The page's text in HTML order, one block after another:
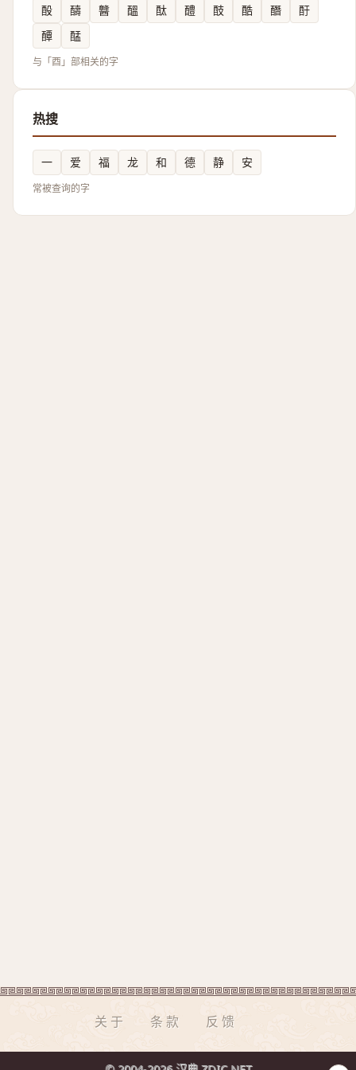
酘 醻 䤗 醞 酞 醴 䣫 酷 䤐
酑
醰
䣿
与「酉」部相关的字
热搜
一 爱 福 龙 和 德 静 安
常被查询的字
关于 条款 反馈